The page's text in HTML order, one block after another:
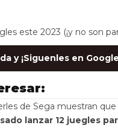
y ¡Siguenles en
de Sega muestran que
lanzar 12 juegles